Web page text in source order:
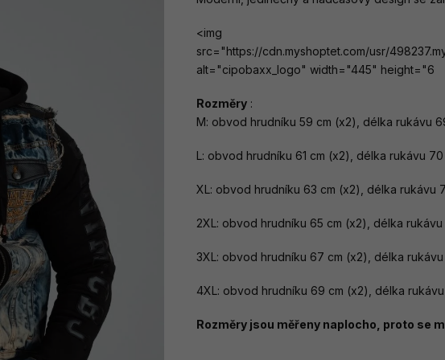
<img
src="https://cdn.myshoptet.com/usr/
alt="cipobaxx_logo" width="445" height="6
Rozměry :
M: obvod hrudníku 59 cm (x2), délka rukávu
L: obvod hrudníku 61 cm (x2), délka rukávu
XL: obvod hrudníku 63 cm (x2), délka rukávu
2XL: obvod hrudníku 65 cm (x2), délka
3XL: obvod hrudníku 67 cm (x2), délka
4XL: obvod hrudníku 69 cm (x2), délka
Rozměry jsou měřeny naplocho, proto se